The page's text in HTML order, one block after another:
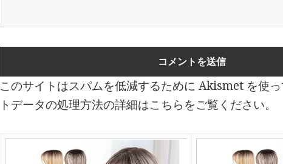
このサイトはスパムを低減するために Akismet を使っ
トデータの処理方法の詳細はこちらをご覧ください。